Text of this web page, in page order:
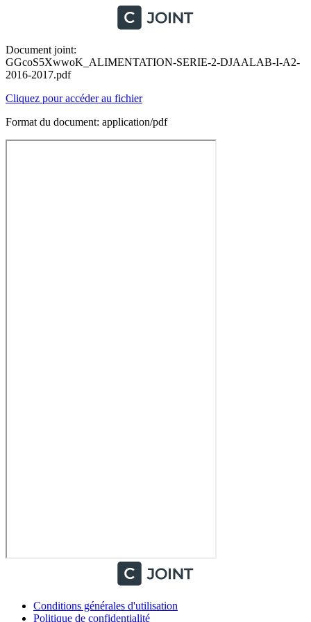
Document joint:
GGcoS5XwwoK_ALIMENTATION-SERIE-2-DJAALAB-I-A2-
2016-2017.pdf
Cliquez pour accéder au fichier
Format du document: application/pdf
Conditions générales d'utilisation
Politique de confidentialité